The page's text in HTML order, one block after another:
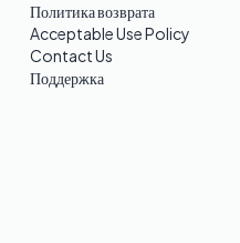
Политика возврата
Acceptable Use Policy
Contact Us
Поддержка